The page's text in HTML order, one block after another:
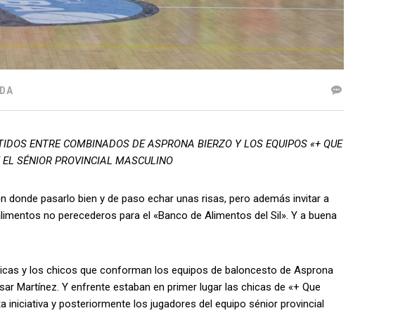
ENTRE COMBINADOS DE ASPRONA BIERZO Y LOS EQUIPOS «+ QUE
SÉNIOR PROVINCIAL MASCULINO
donde pasarlo bien y de paso echar unas risas, pero además invitar a
no perecederos para el «Banco de Alimentos del Sil». Y a buena
y los chicos que conforman los equipos de baloncesto de Asprona
Martínez. Y enfrente estaban en primer lugar las chicas de «+ Que
iniciativa y posteriormente los jugadores del equipo sénior provincial